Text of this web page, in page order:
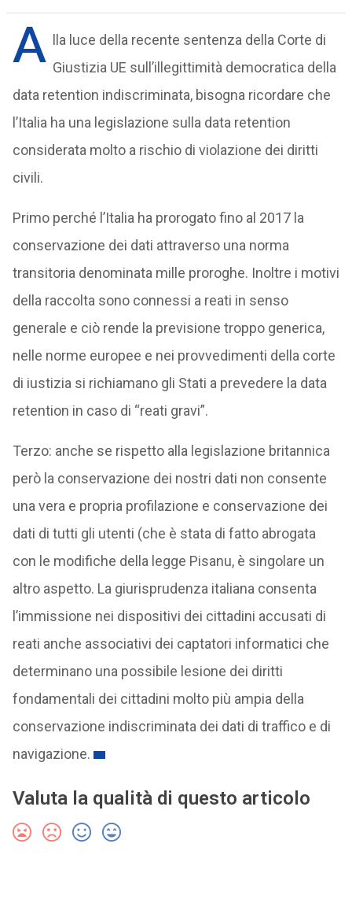
A
lla luce della recente sentenza della Corte di
Giustizia UE sull’illegittimità democratica della
data retention indiscriminata, bisogna ricordare che
l’Italia ha una legislazione sulla data retention
considerata molto a rischio di violazione dei diritti
civili.
Primo perché l’Italia ha prorogato fino al 2017 la
conservazione dei dati attraverso una norma
transitoria denominata mille proroghe. Inoltre i motivi
della raccolta sono connessi a reati in senso
generale e ciò rende la previsione troppo generica,
nelle norme europee e nei provvedimenti della corte
di iustizia si richiamano gli Stati a prevedere la data
retention in caso di “reati gravi”.
Terzo: anche se rispetto alla legislazione britannica
però la conservazione dei nostri dati non consente
una vera e propria profilazione e conservazione dei
dati di tutti gli utenti (che è stata di fatto abrogata
con le modifiche della legge Pisanu, è singolare un
altro aspetto. La giurisprudenza italiana consenta
l’immissione nei dispositivi dei cittadini accusati di
reati anche associativi dei captatori informatici che
determinano una possibile lesione dei diritti
fondamentali dei cittadini molto più ampia della
conservazione indiscriminata dei dati di traffico e di
navigazione.
Valuta la qualità di questo articolo